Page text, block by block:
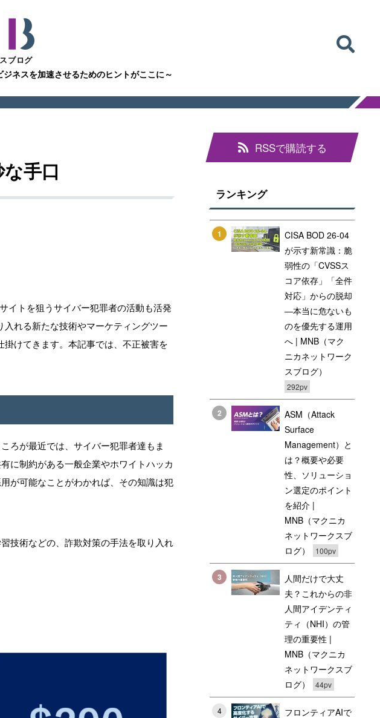
ブログ
ネスを加速させるためのヒントがここに～
手口
イトを狙うサイバー犯罪者の活動も活発
れる新たな技術やマーケティングツー
けてきます。本記事では、不正被害を
ろが最近では、サイバー犯罪者達もま
に制約がある一般企業やホワイトハッカ
が可能なことがわかれば、その知識は犯
技術などの、詐欺対策の手法を取り入れ
RSSで購読する
ランキング
1
CISA BOD 26-04
が示す新常識：脆
弱性の「CVSSス
コア依存」「全件
対応」からの脱却
―本当に危ないも
のを優先する運用
へ | MNB（マク
ニカネットワーク
スブログ）
292pv
2
ASM（Attack
Surface
Management）と
は？概要や必要
性、ソリューショ
ン選定のポイント
を紹介 |
MNB（マクニカ
ネットワークスブ
ログ）
100pv
3
人間だけで大丈
夫？これからの非
人間アイデンティ
ティ（NHI）の管
理の重要性 |
MNB（マクニカ
ネットワークスブ
ログ）
44pv
4
フロンティアAIで